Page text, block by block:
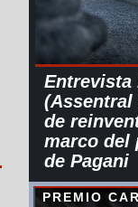
Entrevista
(Assentral
de
marco del
de Pagani
PREMIO